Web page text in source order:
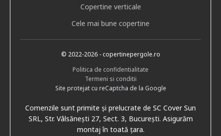
Copertine verticale
Cele mai bune copertine
© 2022-2026- copertinepergole.ro
Politica de confidentialitate
Termeni si conditii
Site protejat cu reCaptcha de la Google
Comenzile sunt primite și prelucrate de SC Cover Sun
SRL, Str. Vâlsănești 27, Sect. 3, București. Asigurăm
montaj în toată țara.